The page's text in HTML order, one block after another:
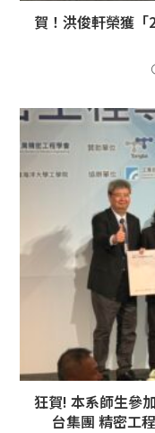
賀！洪俊軒榮獲
狂賀! 本系師生參
台集團 精密工